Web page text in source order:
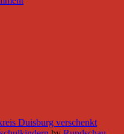
Duisburg verschenkt